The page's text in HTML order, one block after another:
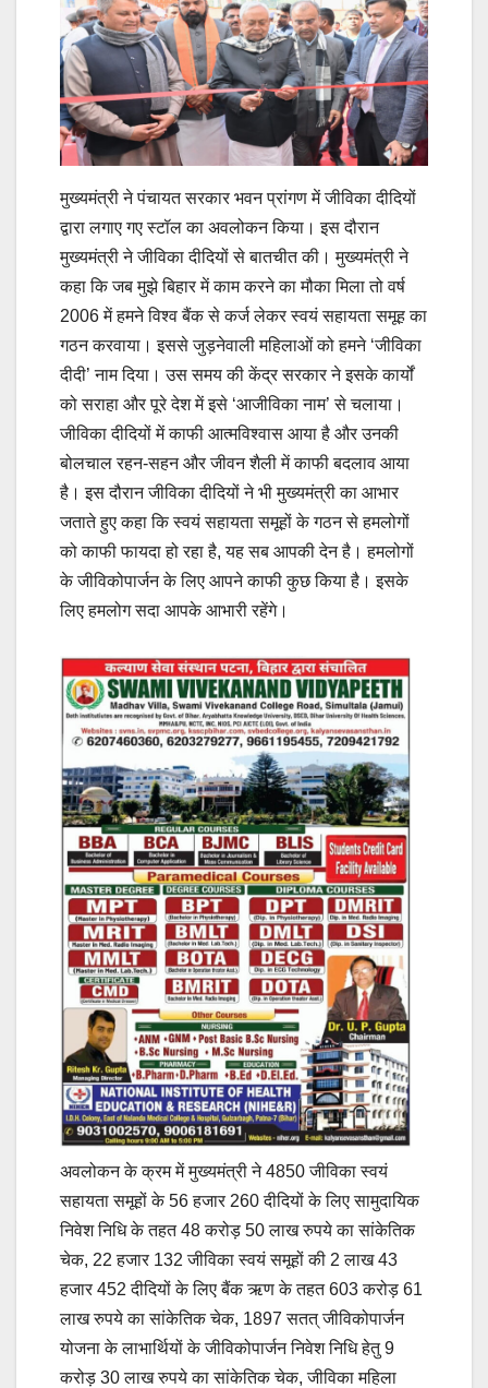
मुख्यमंत्री ने पंचायत सरकार भवन प्रांगण में जीविका दीदियों
द्वारा लगाए गए स्टॉल का अवलोकन किया। इस दौरान
मुख्यमंत्री ने जीविका दीदियों से बातचीत की। मुख्यमंत्री ने
कहा कि जब मुझे बिहार में काम करने का मौका मिला तो वर्ष
2006 में हमने विश्व बैंक से कर्ज लेकर स्वयं सहायता समूह का
गठन करवाया। इससे जुड़नेवाली महिलाओं को हमने ‘जीविका
दीदी’ नाम दिया। उस समय की केंद्र सरकार ने इसके कार्यों
को सराहा और पूरे देश में इसे ‘आजीविका नाम’ से चलाया।
जीविका दीदियों में काफी आत्मविश्वास आया है और उनकी
बोलचाल रहन-सहन और जीवन शैली में काफी बदलाव आया
है। इस दौरान जीविका दीदियों ने भी मुख्यमंत्री का आभार
जताते हुए कहा कि स्वयं सहायता समूहों के गठन से हमलोगों
को काफी फायदा हो रहा है, यह सब आपकी देन है। हमलोगों
के जीविकोपार्जन के लिए आपने काफी कुछ किया है। इसके
लिए हमलोग सदा आपके आभारी रहेंगे।
अवलोकन के क्रम में मुख्यमंत्री ने 4850 जीविका स्वयं
सहायता समूहों के 56 हजार 260 दीदियों के लिए सामुदायिक
निवेश निधि के तहत 48 करोड़ 50 लाख रुपये का सांकेतिक
चेक, 22 हजार 132 जीविका स्वयं समूहों की 2 लाख 43
हजार 452 दीदियों के लिए बैंक ऋण के तहत 603 करोड़ 61
लाख रुपये का सांकेतिक चेक, 1897 सतत् जीविकोपार्जन
योजना के लाभार्थियों के जीविकोपार्जन निवेश निधि हेतु 9
करोड़ 30 लाख रुपये का सांकेतिक चेक, जीविका महिला